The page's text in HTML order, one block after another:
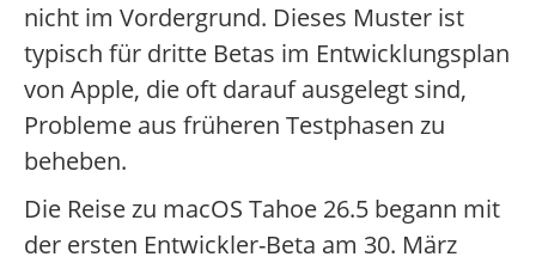
nicht im Vordergrund. Dieses Muster ist
typisch für dritte Betas im Entwicklungsplan
von Apple, die oft darauf ausgelegt sind,
Probleme aus früheren Testphasen zu
beheben.
Die Reise zu macOS Tahoe 26.5 begann mit
der ersten Entwickler-Beta am 30. März